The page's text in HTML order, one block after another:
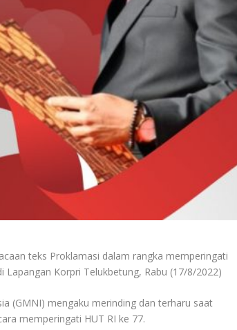
teks Proklamasi dalam rangka memperingati
Lapangan Korpri Telukbetung, Rabu (17/8/2022)
(GMNI) mengaku merinding dan terharu saat
memperingati HUT RI ke 77.